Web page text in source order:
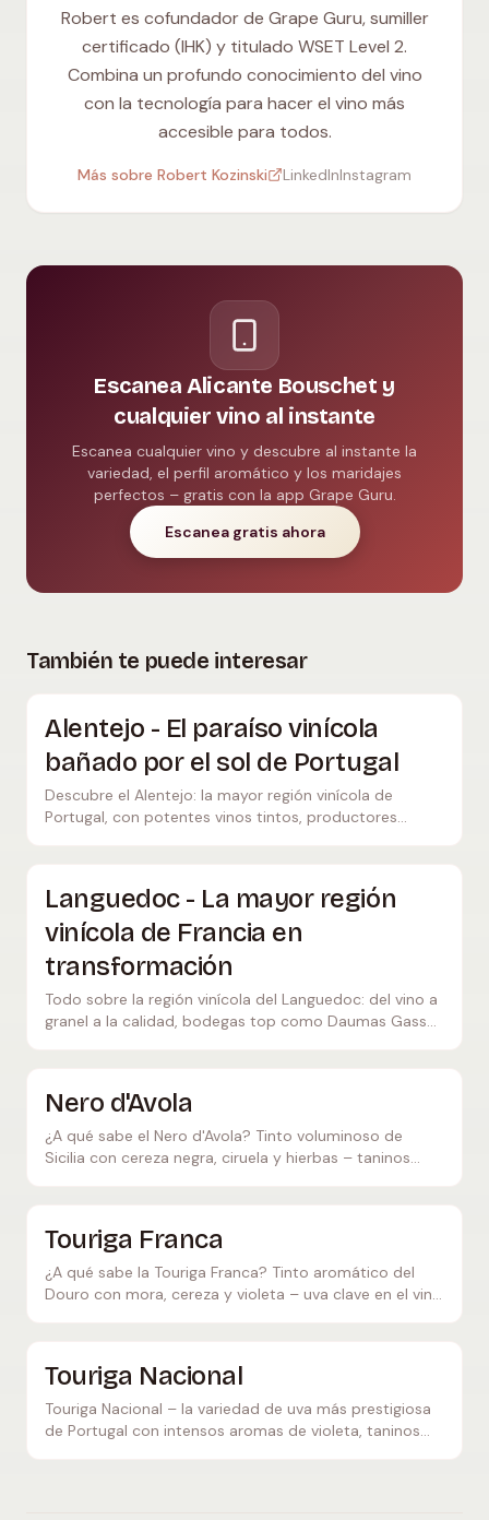
Robert es cofundador de Grape Guru, sumiller
certificado (IHK) y titulado WSET Level 2.
Combina un profundo conocimiento del vino
con la tecnología para hacer el vino más
accesible para todos.
Más sobre Robert Kozinski LinkedInInstagram
Escanea Alicante Bouschet y
cualquier vino al instante
Escanea cualquier vino y descubre al instante la
variedad, el perfil aromático y los maridajes
perfectos – gratis con la app Grape Guru.
Escanea gratis ahora
También te puede interesar
Alentejo - El paraíso vinícola
bañado por el sol de Portugal
Descubre el Alentejo: la mayor región vinícola de
Portugal, con potentes vinos tintos, productores
Languedoc - La mayor región
vinícola de Francia en
transformación
Todo sobre la región vinícola del Languedoc: del vino a
granel a la calidad, bodegas top como Daumas Gassac
Nero d'Avola
¿A qué sabe el Nero d'Avola? Tinto voluminoso de
Sicilia con cereza negra, ciruela y hierbas – taninos
Touriga Franca
¿A qué sabe la Touriga Franca? Tinto aromático del
Douro con mora, cereza y violeta – uva clave en el vino
Touriga Nacional
Touriga Nacional – la variedad de uva más prestigiosa
de Portugal con intensos aromas de violeta, taninos